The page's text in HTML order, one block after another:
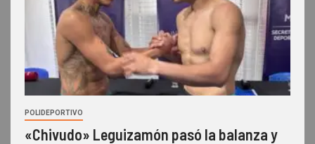
POLIDEPORTIVO
«Chivudo» Leguizamón pasó la balanza y